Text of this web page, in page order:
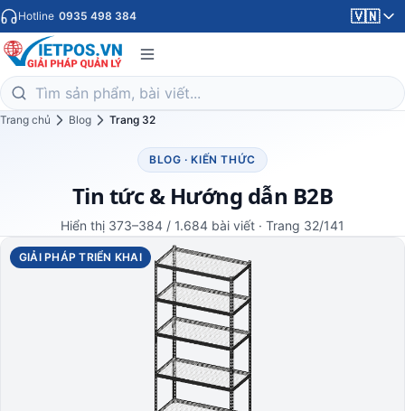
Hotline 0935 498 384 🇻🇳
Trang chủ Blog Trang 32
BLOG · KIẾN THỨC
Tin tức & Hướng dẫn B2B
Hiển thị 373–384 / 1.684 bài viết · Trang 32/141
GIẢI PHÁP TRIỂN KHAI